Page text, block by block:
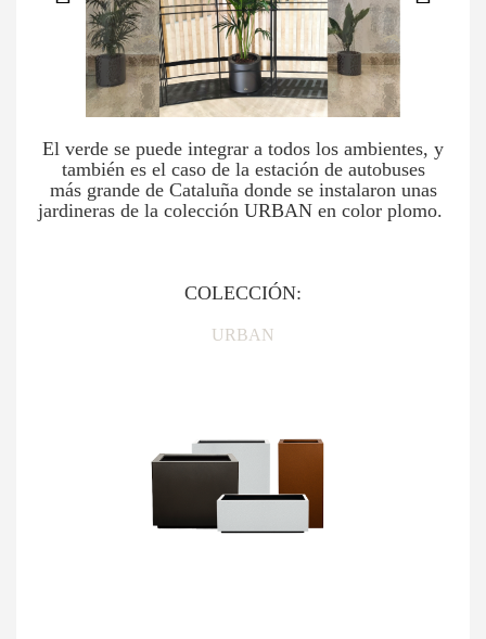
El verde se puede integrar a todos los ambientes, y
también es el caso de la estación de autobuses
más grande de Cataluña donde se instalaron unas
jardineras de la colección URBAN en color plomo.
COLECCIÓN:
URBAN